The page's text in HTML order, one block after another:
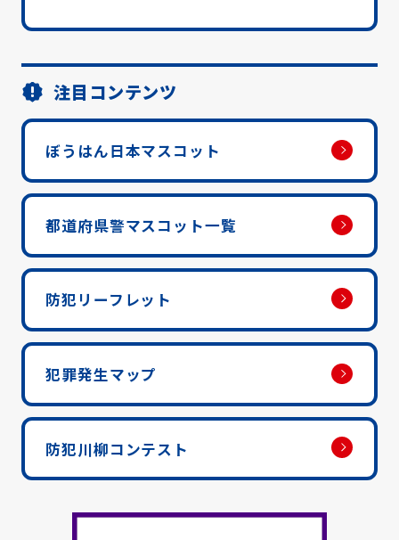
注目コンテンツ
ぼうはん日本マスコット
都道府県警マスコット一覧
防犯リーフレット
犯罪発生マップ
防犯川柳コンテスト